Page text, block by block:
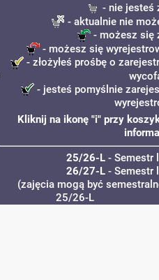
- nie jesteś
- aktualnie nie
- możesz się
- możesz się
- złożyłeś prośbę o
- jesteś pomyślnie
Kliknij na ikonę "i" przy
25/26-L - Semestr
26/27-L - Semestr
(zajęcia mogą być
25/26-L